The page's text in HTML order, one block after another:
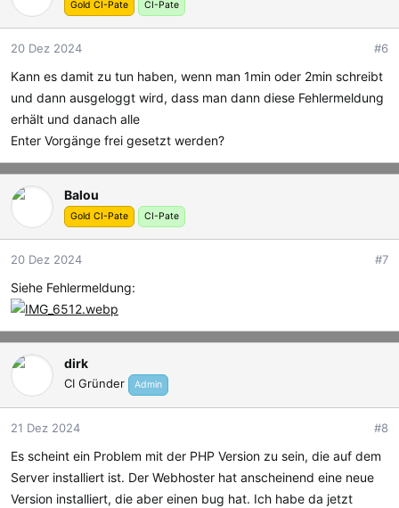
Gold CI-Pate CI-Pate
20 Dez 2024 #6
Kann es damit zu tun haben, wenn man 1min oder 2min schreibt
und dann ausgeloggt wird, dass man dann diese Fehlermeldung
erhält und danach alle
Enter Vorgänge frei gesetzt werden?
Balou
Gold CI-Pate CI-Pate
20 Dez 2024 #7
Siehe Fehlermeldung:
dirk
CI Gründer Admin
21 Dez 2024 #8
Es scheint ein Problem mit der PHP Version zu sein, die auf dem
Server installiert ist. Der Webhoster hat anscheinend eine neue
Version installiert, die aber einen bug hat. Ich habe da jetzt